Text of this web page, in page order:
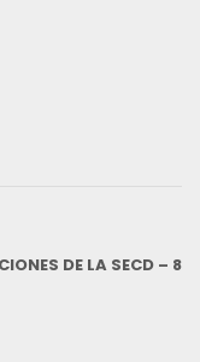
DE LA SECD – 8